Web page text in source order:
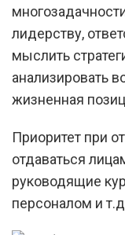
лидерству,
мыслить
анализировать
жизненная
Приоритет при
отдаваться
руководящие
персоналом и